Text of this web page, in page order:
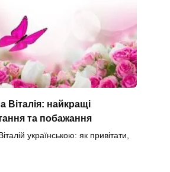
Віталія: найкращі
та побажання
українською: як привітати,